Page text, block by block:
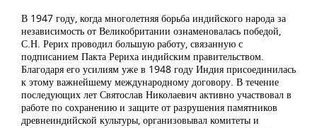
В 1947 году, когда многолетняя борьба индийского народа за
независимость от Великобритании ознаменовалась победой,
С.Н. Рерих проводил большую работу, связанную с
подписанием Пакта Рериха индийским правительством.
Благодаря его усилиям уже в 1948 году Индия присоединилась
к этому важнейшему международному договору. В течение
последующих лет Святослав Николаевич активно участвовал в
работе по сохранению и защите от разрушения памятников
древнеиндийской культуры, организовывал комитеты и